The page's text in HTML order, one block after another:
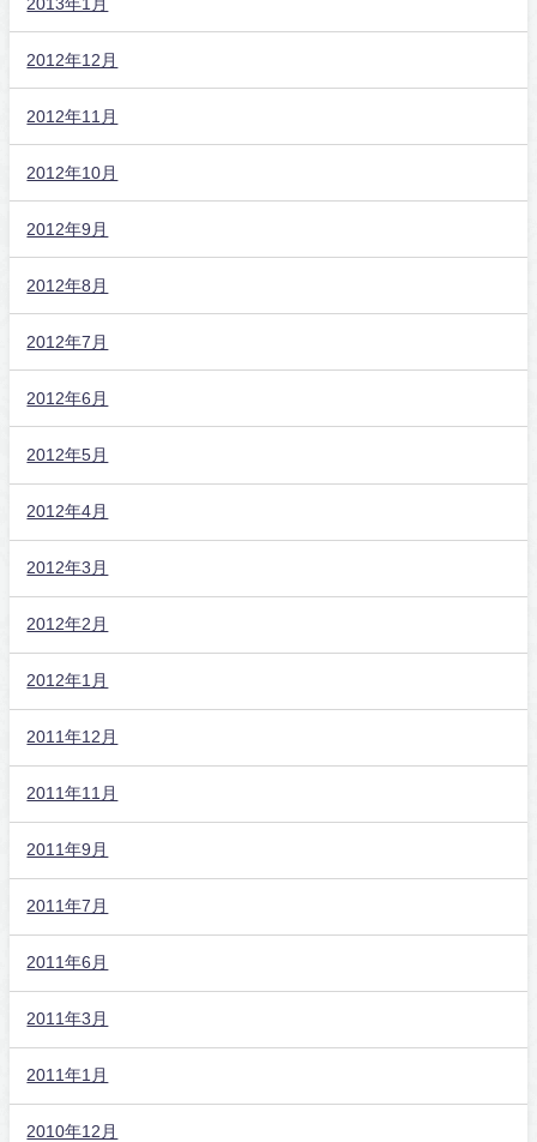
2012年12月
2012年11月
2012年10月
2012年9月
2012年8月
2012年7月
2012年6月
2012年5月
2012年4月
2012年3月
2012年2月
2012年1月
2011年12月
2011年11月
2011年9月
2011年7月
2011年6月
2011年3月
2011年1月
2010年12月